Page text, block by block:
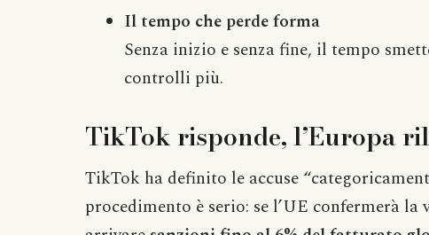
Il tempo che perde forma
Senza inizio e senza fine, il tempo
controlli più.
TikTok risponde, l’Europa
TikTok ha definito le accuse
procedimento è serio: se l’UE confermerà